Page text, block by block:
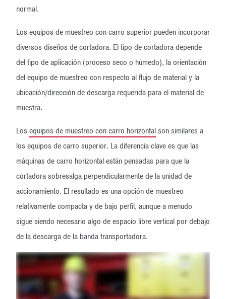
normal.
Los equipos de muestreo con carro superior pueden incorporar
diversos diseños de cortadora. El tipo de cortadora depende
del tipo de aplicación (proceso seco o húmedo), la orientación
del equipo de muestreo con respecto al flujo de material y la
ubicación/dirección de descarga requerida para el material de
muestra.
Losequipos de muestreo con carro horizontalson similares a
los equipos de carro superior. La diferencia clave es que las
máquinas de carro horizontal están pensadas para que la
cortadora sobresalga perpendicularmente de la unidad de
accionamiento. El resultado es una opción de muestreo
relativamente compacta y de bajo perfil, aunque a menudo
sigue siendo necesario algo de espacio libre vertical por debajo
de la descarga de la banda transportadora.